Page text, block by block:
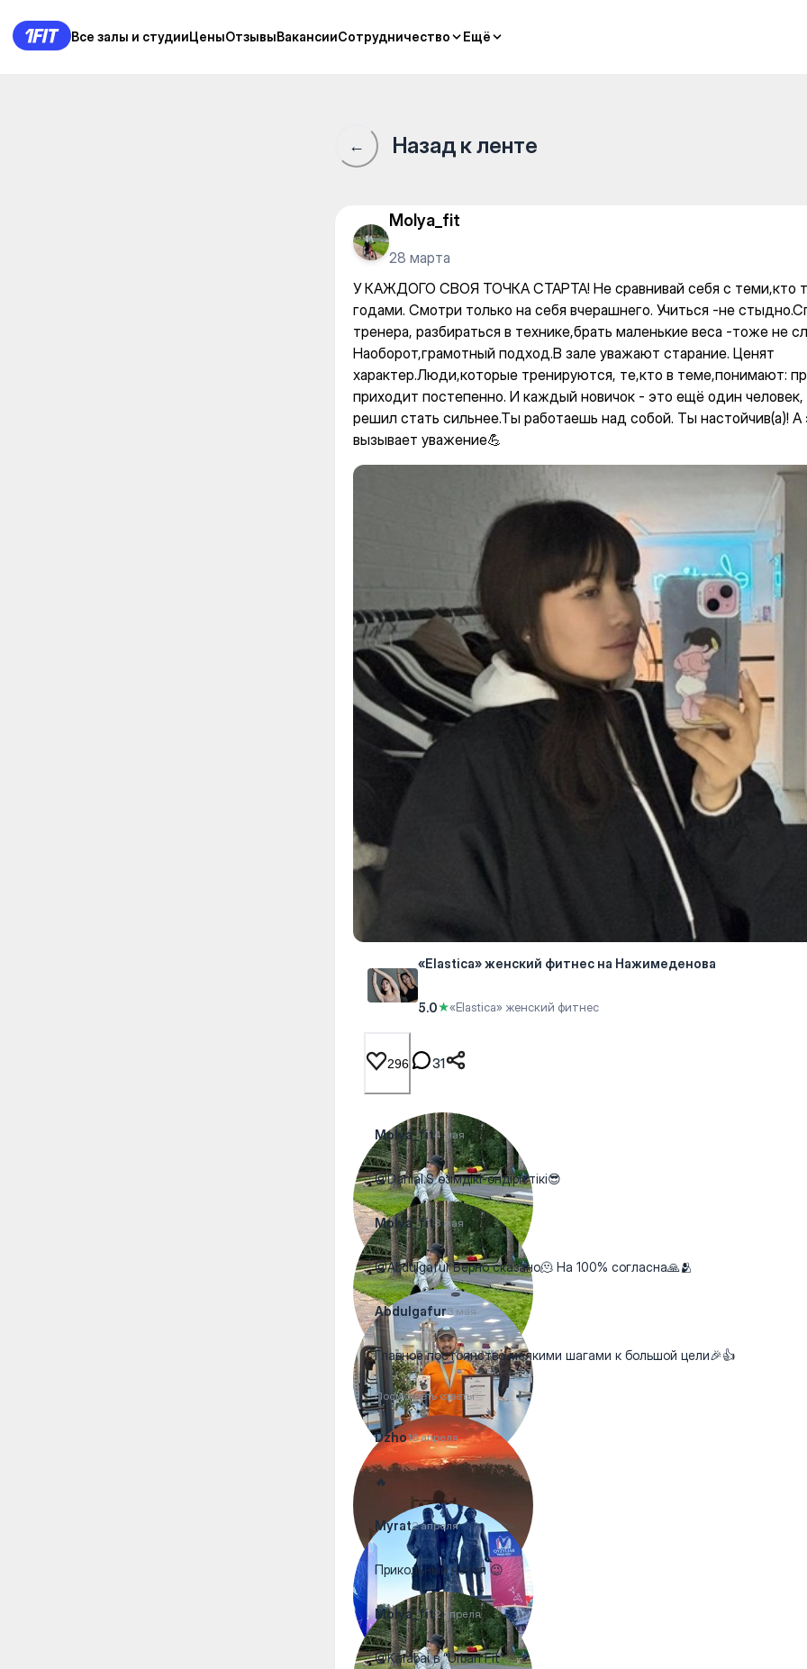
Все залы и студииЦеныОтзывыВакансииСотрудничество Ещё
Все залы и студииЦеныОтзывыВакансииСотрудничество Ещё
«Elastica» женский фитнес на Нажимеденова — Yoga
← Назад к ленте
Molya_fit
28 марта
У КАЖДОГО СВОЯ ТОЧКА СТАРТА! Не сравнивай себя с теми,кто
годами. Смотри только на себя вчерашнего. Учиться -не
тренера, разбираться в технике,брать маленькие веса -тоже не
Наоборот,грамотный подход.В зале уважают старание. Ценят
характер.Люди,которые тренируются, те,кто в теме,понимают:
приходит постепенно. И каждый новичок - это ещё один
решил стать сильнее.Ты работаешь над собой. Ты настойчив(а)! А
вызывает уважение💪
«Elastica» женский фитнес на Нажимеденова
5.0★«Elastica» женский фитнес
296 31
Molya_fit4 мая
@Danial.S өзімдікі-өндірістікі😎
Molya_fit3 мая
@Abdulgafur Верно сказано🫠 На 100% согласна🙏🫂
Abdulgafur3 мая
Главное постоянство мелкими шагами к большой цели🎉👍
Посмотреть ответы
Dzho16 апреля
🔥
Myrat2 апреля
Прикольный чехол 😉
Molya_fit2 апреля
@Karabai в “Urban Fit”